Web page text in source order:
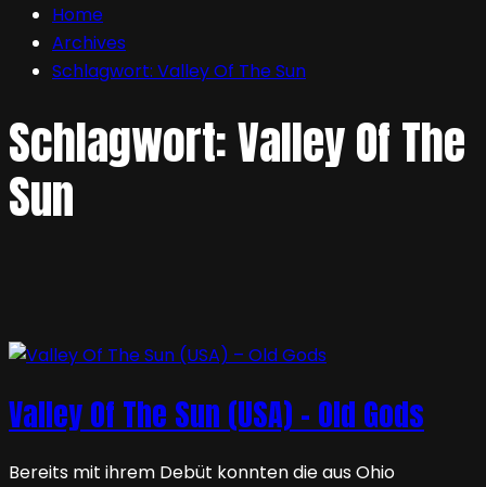
Home
Archives
Schlagwort: Valley Of The Sun
Schlagwort:Valley Of The
Sun
Valley Of The Sun (USA) – Old Gods
Bereits mit ihrem Debüt konnten die aus Ohio